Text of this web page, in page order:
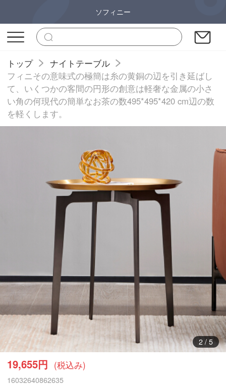
ソフィニー
トップ
ナイトテーブル
フィニその意味式の極簡は糸の黄銅の辺を引き延ばし
て、いくつかの客間の円形の創意は軽奢な金属の小さ
い角の何現代の簡単なお茶の数495*495*420 cm辺の数
を軽くします。
3/ 5
19,655円 (税込み)
16032640862635